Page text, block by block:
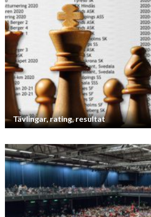
Tävlingar, rating, resultat